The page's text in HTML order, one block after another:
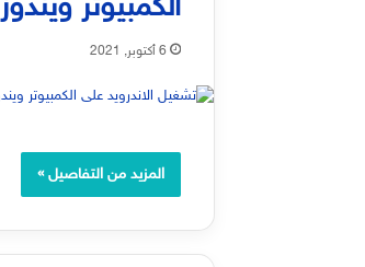
الكمبيوتر ويندوز 11
6 أكتوبر, 2021
المزيد من التفاصيل »